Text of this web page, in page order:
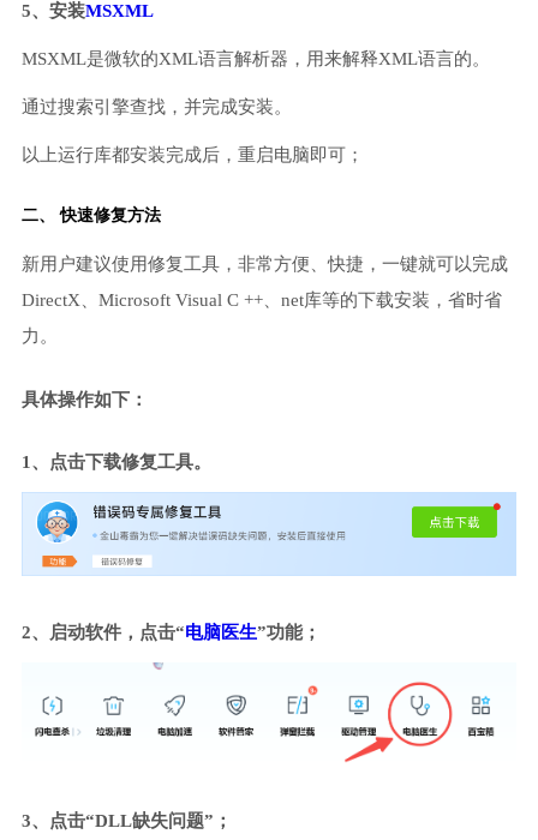
5、安装MSXML
MSXML是微软的XML语言解析器，用来解释XML语言的。
通过搜索引擎查找，并完成安装。
以上运行库都安装完成后，重启电脑即可；
二、 快速修复方法
新用户建议使用修复工具，非常方便、快捷，一键就可以完成
DirectX、Microsoft Visual C ++、net库等的下载安装，省时省
力。
具体操作如下：
1、点击下载修复工具。
2、启动软件，点击“电脑医生”功能；
3、点击“DLL缺失问题”；